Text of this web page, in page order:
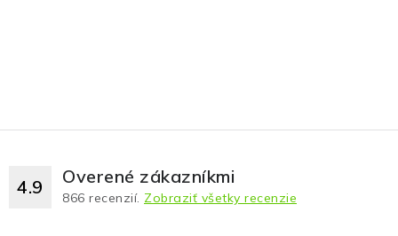
4.9 Overené zákazníkmi
866 recenzií. Zobraziť všetky recenzie